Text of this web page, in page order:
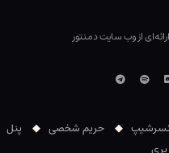
ارائه‌ای از وب ‌سایت دمنتور
Discordاسپاتیفایتلگرام
حریم شخصی
پنل